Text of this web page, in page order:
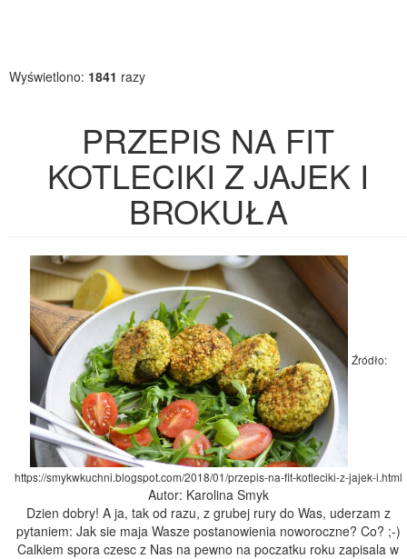
Wyświetlono: 1841 razy
PRZEPIS NA FIT
KOTLECIKI Z JAJEK I
BROKUŁA
Źródło:
https://smykwkuchni.blogspot.com/2018/01/przepis-na-fit-kotleciki-z-jajek-i.html
Autor: Karolina Smyk
Dzien dobry! A ja, tak od razu, z grubej rury do Was, uderzam z
pytaniem: Jak sie maja Wasze postanowienia noworoczne? Co? ;-)
Calkiem spora czesc z Nas na pewno na poczatku roku zapisala w